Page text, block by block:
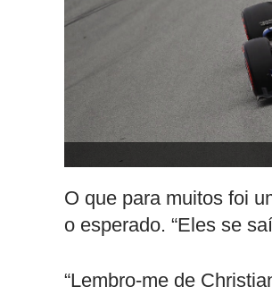
O que para muitos foi
o esperado. “Eles se
“Lembro-me de